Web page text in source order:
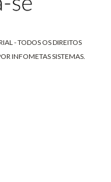
- TODOS OS DIREITOS
INFOMETAS SISTEMAS.